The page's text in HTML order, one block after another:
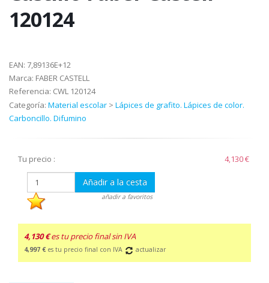
120124
EAN: 7,89136E+12
Marca: FABER CASTELL
Referencia: CWL 120124
Categoría: Material escolar > Lápices de grafito. Lápices de color.
Carboncillo. Difumino
Tu precio : 4,130 €
Añadir a la cesta
añadir a favoritos
4,130 € es tu precio final sin IVA
4,997 € es tu precio final con IVA actualizar